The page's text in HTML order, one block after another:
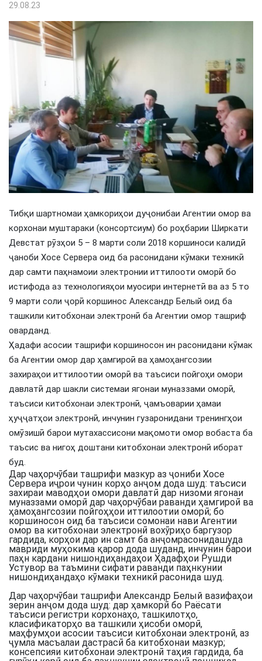
29.08.23
Тибқи шартномаи ҳамкориҳои дуҷонибаи Агентии омор ва
корхонаи муштараки (консортсиум) бо роҳбарии Ширкати
Девстат рӯзҳои 5 – 8 марти соли 2018 коршиноси калидӣ
ҷаноби Хосе Сервера оид ба расонидани кӯмаки техникӣ
дар самти паҳнамоии электронии иттилооти оморӣ бо
истифода аз технологияҳои муосири интернетӣ ва аз 5 то
9 марти соли ҷорӣ коршинос Александр Белый оид ба
ташкили китобхонаи электронӣ ба Агентии омор ташриф
оварданд.
Ҳадафи асосии ташрифи коршиносон ин расонидани кӯмак
ба Агентии омор дар ҳамгироӣ ва ҳамоҳангсозии
захираҳои иттилоотии оморӣ ва таъсиси пойгоҳи омори
давлатӣ дар шакли системаи ягонаи муназзами оморӣ,
таъсиси китобхонаи электронӣ, ҷамъоварии ҳамаи
ҳуҷҷатҳои электронӣ, инчунин гузаронидани тренингҳои
омӯзишӣ барои мутахассисони мақомоти омор вобаста ба
таъсис ва нигоҳ доштани китобхонаи электронӣ иборат
буд.
Дар чаҳорчӯбаи ташрифи мазкур аз ҷониби Хосе
Сервера иҷрои чунин корҳо анҷом дода шуд: таъсиси
захираи маводҳои омори давлатӣ дар низоми ягонаи
муназзами оморӣ дар чаҳорчӯбаи раванди ҳамгироӣ ва
ҳамоҳангсозии пойгоҳҳои иттилоотии оморӣ; бо
коршиносон оид ба таъсиси сомонаи нави Агентии
омор ва китобхонаи электронӣ вохӯриҳо баргузор
гардида, корҳои дар ин самт ба анҷомрасонидашуда
мавриди муҳокима қарор дода шуданд, инчунин барои
паҳн кардани нишондиҳандаҳои Ҳадафҳои Рушди
Устувор ва таъмини сифати раванди паҳнкунии
нишондиҳандаҳо кӯмаки техникӣ расонида шуд.
Дар чаҳорчӯбаи ташрифи Александр Белый вазифаҳои
зерин анҷом дода шуд: дар ҳамкорӣ бо Раёсати
таъсиси регистри корхонаҳо, ташкилотҳо,
класификаторҳо ва ташкили ҳисоби оморӣ,
маҳфумҳои асосии таъсиси китобхонаи электронӣ, аз
ҷумла масъалаи дастрасӣ ба китобхонаи мазкур;
консепсияи китобхонаи электронӣ таҳия гардида, ба